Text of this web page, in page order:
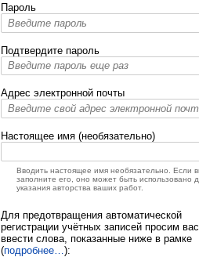
Пароль
Подтвердите пароль
Адрес электронной почты
Настоящее имя (необязательно)
Вводить настоящее имя необязательно. Если
заполните его, оно может быть использовано
указания авторства ваших работ.
Для предотвращения автоматической
регистрации учётных записей просим вас
ввести слова, показанные ниже в рамке
(подробнее… ):